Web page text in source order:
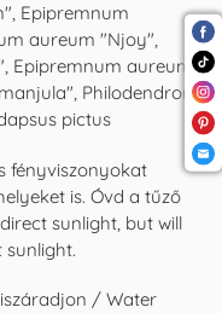
Epipremnum
aureum "Njoy",
Epipremnum aureum
Philodendron
pictus
fényviszonyokat
is. Óvd a tűző
sunlight, but will
sunlight.
/ Water